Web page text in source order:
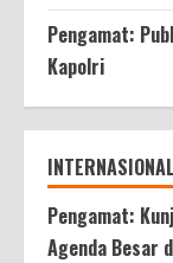
Pengamat:
Kapolri
INTERNASIONAL
Pengamat:
Agenda Besar